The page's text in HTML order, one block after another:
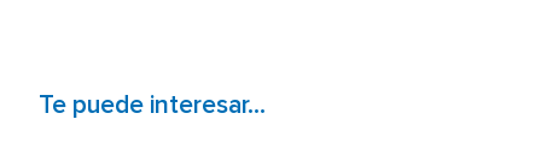
Te puede interesar...